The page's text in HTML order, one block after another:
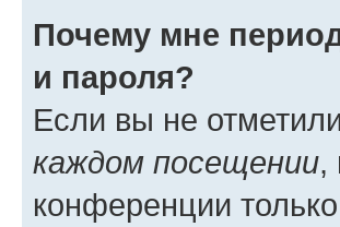
Почему мне
и пароля?
Если вы не
каждом посещении,
конференции